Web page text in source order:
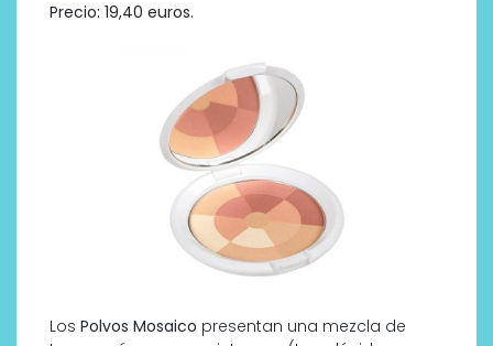
Precio: 19,40 euros.
Los Polvos Mosaico presentan una mezcla de